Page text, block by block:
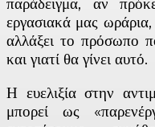
εργασιακά μας
αλλάξει το πρόσωπο
και γιατί θα γίνει αυτό.
Η ευελιξία στην
μπορεί ως